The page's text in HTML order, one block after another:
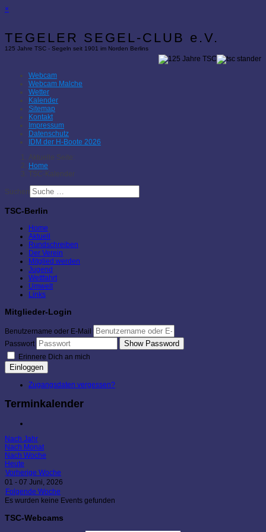
×
TEGELER SEGEL-CLUB e.V.
125 Jahre TSC - Segeln seit 1901 im Norden Berlins
Webcam
Webcam Malche
Wetter
Kalender
Sitemap
Kontakt
Impressum
Datenschutz
IDM der H-Boote 2026
Aktuelle Seite:
Home
TSC-Kalender
Suchen
TSC-Berlin
Home
Aktuell
Rundschreiben
Der Verein
Mitglied werden
Jugend
Wettfahrt
Umwelt
Links
Mitglieder-Login
Benutzername oder E-Mail
Passwort
Show Password
Erinnere Dich an mich
Einloggen
Zugangsdaten vergessen?
Terminkalender
Nach Jahr
Nach Monat
Nach Woche
Heute
Vorherige Woche
01 - 07 Juni, 2026
Folgende Woche
Es wurden keine Events gefunden
TSC-Webcams